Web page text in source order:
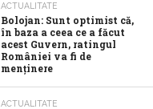
ACTUALITATE
Bolojan: Sunt optimist că,
în baza a ceea ce a făcut
acest Guvern, ratingul
României va fi de
menținere
ACTUALITATE